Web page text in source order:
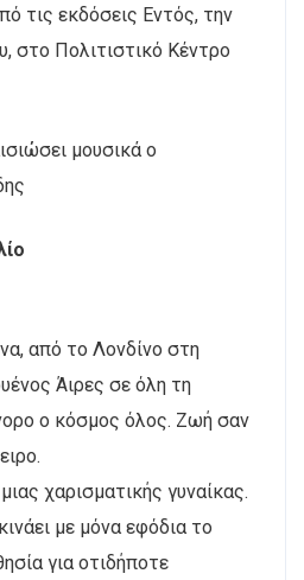
τις εκδόσεις Εντός, την
στο Πολιτιστικό Κέντρο
μουσικά ο
από το Λονδίνο στη
Άιρες σε όλη τη
ο κόσμος όλος. Ζωή σαν
χαρισματικής γυναίκας.
με μόνα εφόδια το
για οτιδήποτε